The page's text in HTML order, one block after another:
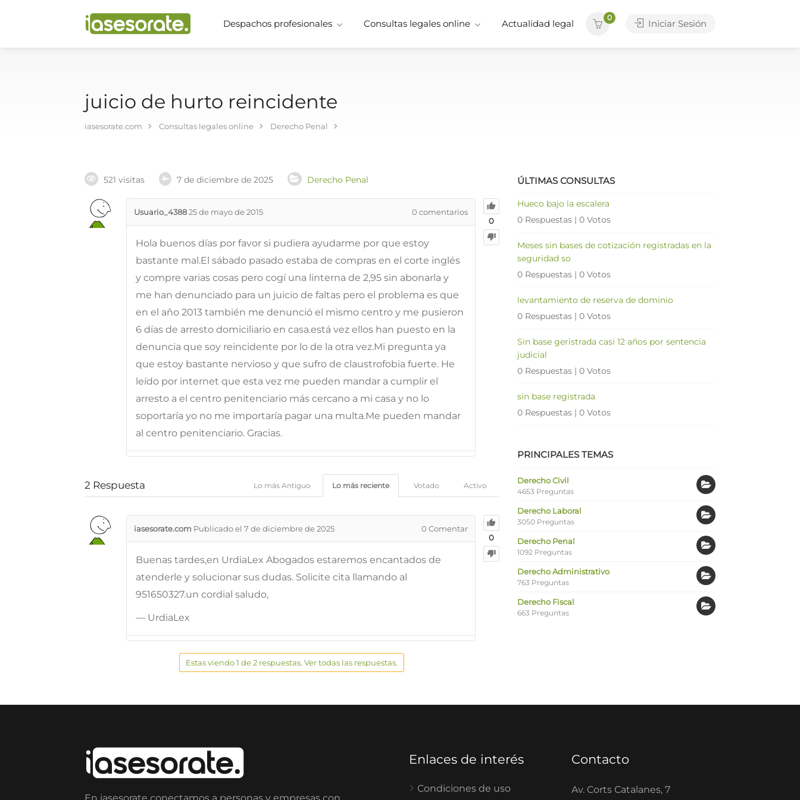
Despachos profesionales Consultas legales online Actualidad legal
0
Iniciar Sesión
juicio de hurto reincidente
iasesorate.com Consultas legales online Derecho Penal
521 visitas 7 de diciembre de 2025 Derecho Penal
0
Usuario_438825 de mayo de 2015 0 comentarios
Hola buenos días por favor si pudiera ayudarme por que estoy
bastante mal.El sábado pasado estaba de compras en el corte inglés
y compre varias cosas pero cogí una linterna de 2,95 sin abonarla y
me han denunciado para un juicio de faltas pero el problema es que
en el año 2013 también me denunció el mismo centro y me pusieron
6 días de arresto domiciliario en casa.está vez ellos han puesto en la
denuncia que soy reincidente por lo de la otra vez.Mi pregunta ya
que estoy bastante nervioso y que sufro de claustrofobia fuerte. He
leído por internet que esta vez me pueden mandar a cumplir el
arresto a el centro penitenciario más cercano a mi casa y no lo
soportaría yo no me importaría pagar una multa.Me pueden mandar
al centro penitenciario. Gracias.
2 Respuesta Activo
Votado
Lo más reciente
Lo más Antiguo
0
iasesorate.com Publicado el 7 de diciembre de 2025 0 Comentar
Buenas tardes,en UrdiaLex Abogados estaremos encantados de
atenderle y solucionar sus dudas. Solicite cita llamando al
951650327.un cordial saludo,
— UrdiaLex
Estas viendo 1 de 2 respuestas. Ver todas las respuestas.
ÚLTIMAS CONSULTAS
Hueco bajo la escalera
0 Respuestas | 0 Votos
Meses sin bases de cotización registradas en la
seguridad so
0 Respuestas | 0 Votos
levantamiento de reserva de dominio
0 Respuestas | 0 Votos
Sin base geristrada casi 12 años por sentencia
judicial
0 Respuestas | 0 Votos
sin base registrada
0 Respuestas | 0 Votos
PRINCIPALES TEMAS
Derecho Civil
4653 Preguntas
Derecho Laboral
3050 Preguntas
Derecho Penal
1092 Preguntas
Derecho Administrativo
763 Preguntas
Derecho Fiscal
663 Preguntas
Enlaces de interés
Condiciones de uso
Contacto
Av. Corts Catalanes, 7